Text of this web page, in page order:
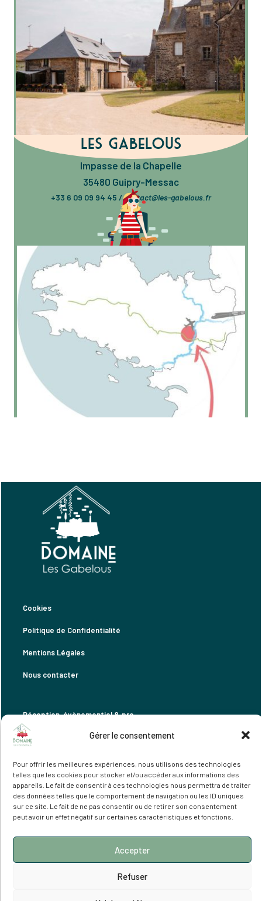
Gérer le consentement
Pour offrir les meilleures expériences, nous utilisons des technologies
telles que les cookies pour stocker et/ou accéder aux informations des
appareils. Le fait de consentir à ces technologies nous permettra de traiter
des données telles que le comportement de navigation ou les ID uniques
sur ce site. Le fait de ne pas consentir ou de retirer son consentement
peut avoir un effet négatif sur certaines caractéristiques et fonctions.
Accepter
Refuser
Les Gabelous
Impasse de la Chapelle
35480 Guipry-Messac
+33 6 09 09 94 45 /contact@les-gabelous.fr
Cookies
Politique de Confidentialité
Mentions Légales
Nous contacter
Réception, évènementiel & pro
Location gîtes
Restauration